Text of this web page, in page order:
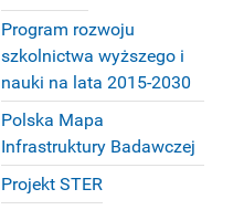
Program rozwoju
szkolnictwa wyższego i
nauki na lata 2015-2030
Polska Mapa
Infrastruktury Badawczej
Projekt STER